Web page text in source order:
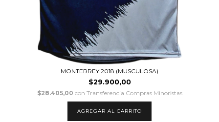
MONTERREY 2018 (MUSCULOSA)
$29.900,00
$28.405,00 con Transferencia Compras Minoristas
AGREGAR AL CARRITO